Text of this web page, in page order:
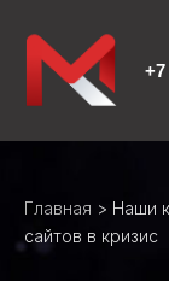
+7
Главная > Наши
сайтов в кризис